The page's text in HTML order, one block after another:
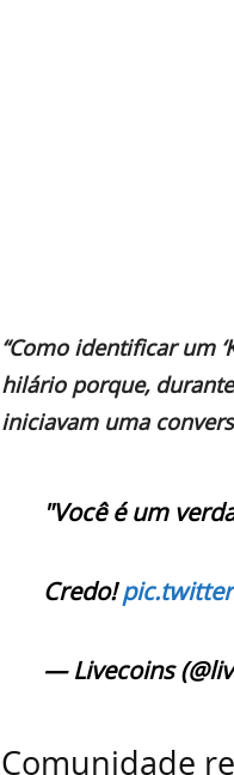
“Como identificar um
hilário porque,
iniciavam uma
"Você é um
Credo!
— Livecoins
Comunidade